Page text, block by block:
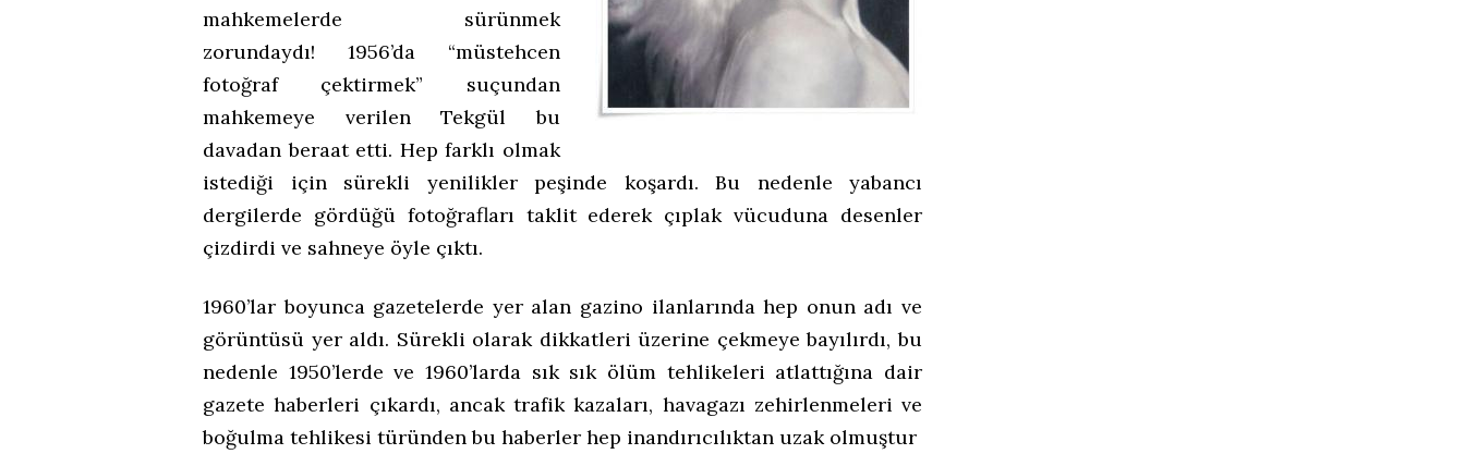
mahkemelerde sürünmek
zorundaydı! 1956’da “müstehcen
fotoğraf çektirmek” suçundan
mahkemeye verilen Tekgül bu
davadan beraat etti. Hep farklı olmak
istediği için sürekli yenilikler peşinde koşardı. Bu nedenle yabancı
dergilerde gördüğü fotoğrafları taklit ederek çıplak vücuduna desenler
çizdirdi ve sahneye öyle çıktı.
1960’lar boyunca gazetelerde yer alan gazino ilanlarında hep onun adı ve
görüntüsü yer aldı. Sürekli olarak dikkatleri üzerine çekmeye bayılırdı, bu
nedenle 1950’lerde ve 1960’larda sık sık ölüm tehlikeleri atlattığına dair
gazete haberleri çıkardı, ancak trafik kazaları, havagazı zehirlenmeleri ve
boğulma tehlikesi türünden bu haberler hep inandırıcılıktan uzak olmuştur